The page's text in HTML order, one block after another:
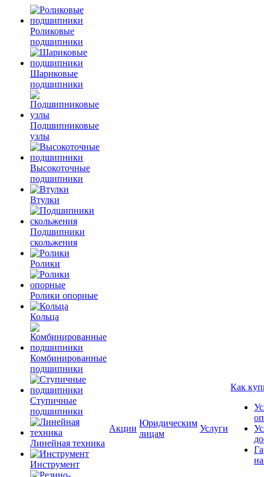
Роликовые
подшипники
Шариковые
подшипники
Подшипниковые
узлы
Высокоточные
подшипники
Втулки
Подшипники
скольжения
Ролики
Ролики опорные
Кольца
Комбинированные
подшипники
Ступичные
подшипники
Линейная техника
Инструмент
Акции
Юридическим
лицам
Услуги
Как